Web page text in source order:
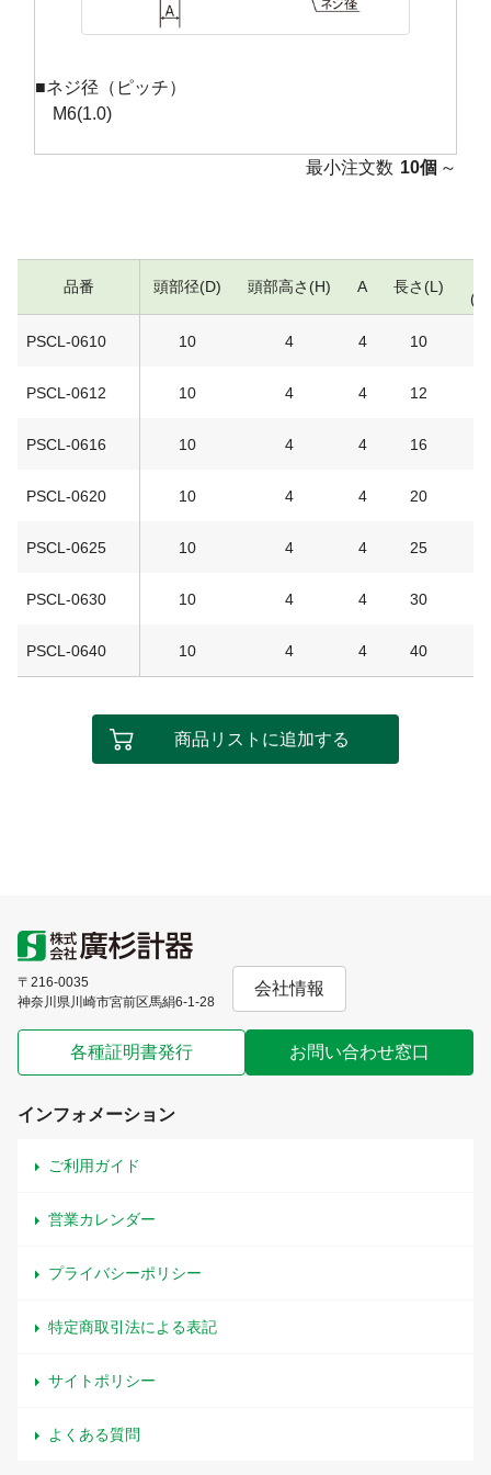
■ネジ径（ピッチ）
M6(1.0)
最小注文数 10個 ～
品番 頭部径(D) 頭部高さ(H) A 長さ(L)
(
PSCL-0610 10 4 4 10
PSCL-0612 10 4 4 12
PSCL-0616 10 4 4 16
PSCL-0620 10 4 4 20
PSCL-0625 10 4 4 25
PSCL-0630 10 4 4 30
PSCL-0640 10 4 4 40
商品リストに追加する
〒216-0035
神奈川県川崎市宮前区馬絹6-1-28
会社情報
各種証明書発行 お問い合わせ窓口
インフォメーション
ご利用ガイド
営業カレンダー
プライバシーポリシー
特定商取引法による表記
サイトポリシー
よくある質問